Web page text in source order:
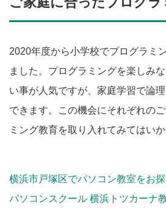
2020年度から小学校でプログラミ
ました。プログラミングを楽しみ
い事が人気ですが、家庭学習で論
できます。この機会にそれぞれの
ミング教育を取り入れてみてはいか
横浜市戸塚区でパソコン教室をお
パソコンスクール 横浜トツカーナ